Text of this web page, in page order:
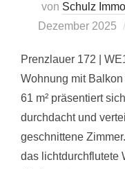
von Schulz
Dezember 2025
Prenzlauer 172 |
Wohnung mit
61 m² präsentiert
durchdacht und
geschnittene
das lichtdurchflutete